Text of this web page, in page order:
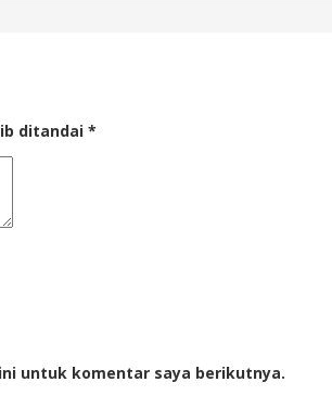
ditandai *
untuk komentar saya berikutnya.